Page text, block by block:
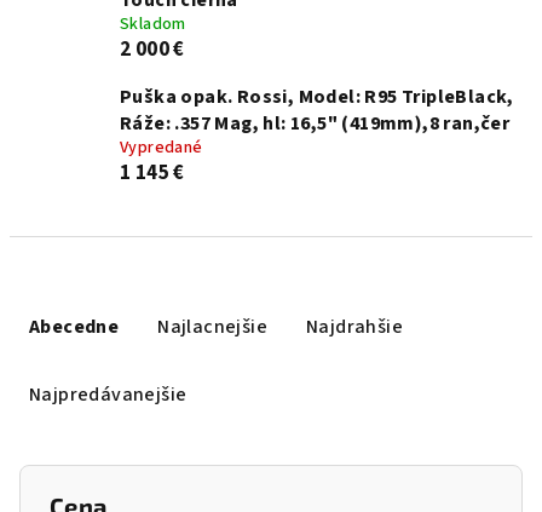
Skladom
2 000 €
Puška opak. Rossi, Model: R95 TripleBlack,
Ráže: .357 Mag, hl: 16,5" (419mm),8 ran,čer
Vypredané
1 145 €
Abecedne Najlacnejšie Najdrahšie
Najpredávanejšie
Cena